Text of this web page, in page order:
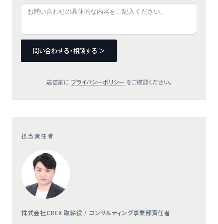
問い合わせる・相談する ＞
送信前に プライバシーポリシー をご確認ください。
担当責任者
株式会社CREX 取締役 / コンサルティング事業部責任者